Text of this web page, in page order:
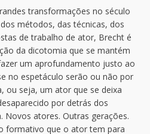
transformações no século
métodos, das técnicas, dos
de trabalho de ator, Brecht é
da dicotomia que se mantém
um aprofundamento justo ao
no espetáculo serão ou não por
ou seja, um ator que se deixa
por detrás dos
atores. Outras gerações.
formativo que o ator tem para